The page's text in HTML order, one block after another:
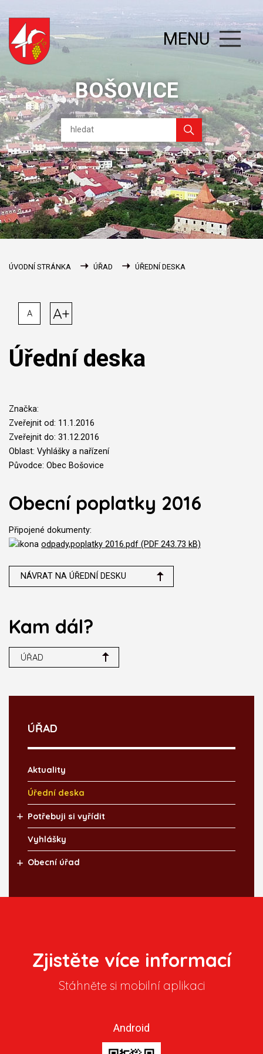
BOŠOVICE
MENU
ÚVODNÍ STRÁNKA ÚŘAD ÚŘEDNÍ DESKA
A A+
Úřední deska
Značka:
Zveřejnit od: 11.1.2016
Zveřejnit do: 31.12.2016
Oblast: Vyhlášky a nařízení
Původce: Obec Bošovice
Obecní poplatky 2016
Připojené dokumenty:
odpady,poplatky 2016.pdf (PDF 243.73 kB)
NÁVRAT NA ÚŘEDNÍ DESKU
Kam dál?
ÚŘAD
ÚŘAD
Aktuality
Úřední deska
Potřebuji si vyřídit
Vyhlášky
Obecní úřad
Zjistěte více informací
Stáhněte si mobilní aplikaci
Android